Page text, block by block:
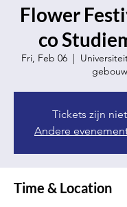
Flower
co
Fri, Feb 06
  |
gebouw
Tickets zijn
Andere
Time & Location